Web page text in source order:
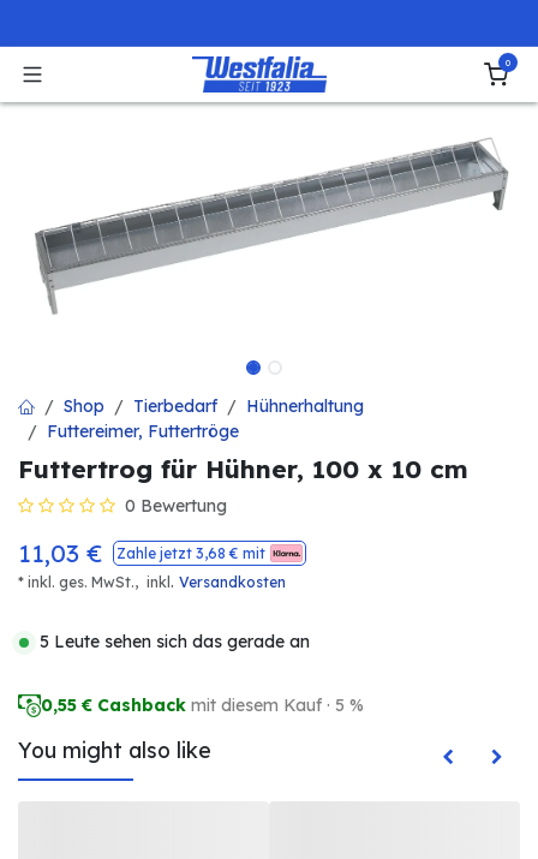
0
Shop Tierbedarf
Hühnerhaltung
Futtereimer, Futtertröge
Futtertrog für Hühner, 100 x 10 cm
0 Bewertung
11,03 € Zahle jetzt 3,68 € mit
* inkl. ges. MwSt., inkl . Versandkosten
5 Leute sehen sich das gerade an
0,55 € Cashback mit diesem Kauf · 5 %
You might also like